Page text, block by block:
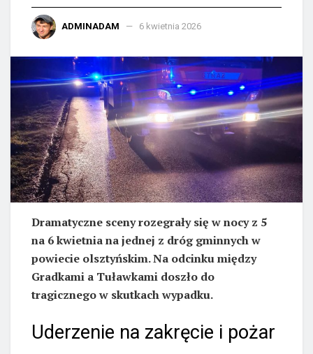
ADMINADAM 6 kwietnia 2026
Dramatyczne sceny rozegrały się w nocy z 5
na 6 kwietnia na jednej z dróg gminnych w
powiecie olsztyńskim. Na odcinku między
Gradkami a Tuławkami doszło do
tragicznego w skutkach wypadku.
Uderzenie na zakręcie i pożar